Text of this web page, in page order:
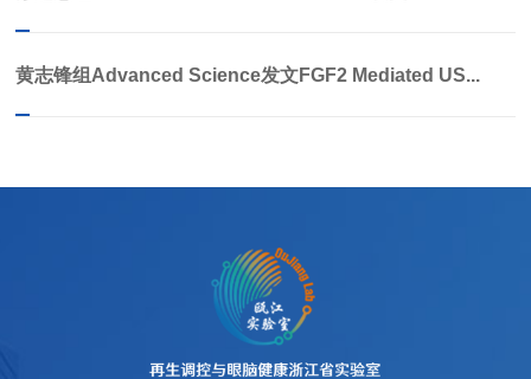
黄志锋组Advanced Science发文FGF2 Mediated US...